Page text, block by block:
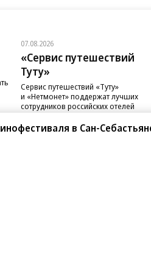
07.08.2026
«Сервис путешествий
Туту»
Сервис путешествий «Туту»
и «Нетмонет» поддержат лучших
сотрудников российских отелей
в Сан-